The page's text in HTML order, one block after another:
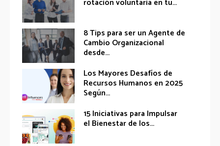
rotación voluntaria en tu...
8 Tips para ser un Agente de
Cambio Organizacional
desde...
Los Mayores Desafíos de
Recursos Humanos en 2025
Según...
15 Iniciativas para Impulsar
el Bienestar de los...